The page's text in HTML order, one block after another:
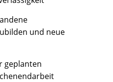
und neue
geplanten